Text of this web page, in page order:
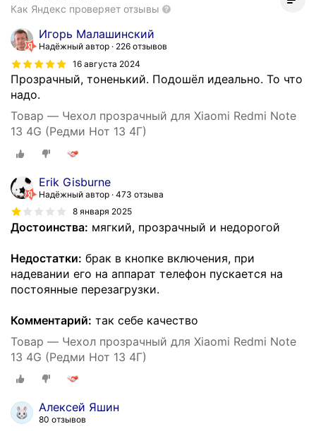
Как Яндекс проверяет отзывы
Игорь Малашинский
Надёжный автор
226 отзывов
16 августа 2024
Прозрачный, тоненький. Подошёл идеально. То что
надо.
Товар — Чехол прозрачный для Xiaomi Redmi Note
13 4G (Редми Нот 13 4Г)
Erik Gisburne
Надёжный автор 473 отзыва
8 января 2025
Достоинства: мягкий, прозрачный и недорогой
Недостатки: брак в кнопке включения, при
надевании его на аппарат телефон пускается на
постоянные перезагрузки.
Комментарий: так себе качество
Товар — Чехол прозрачный для Xiaomi Redmi Note
13 4G (Редми Нот 13 4Г)
Алексей Яшин
80 отзывов